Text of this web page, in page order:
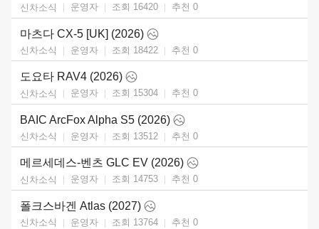
신차소식 운영자 조회 16420 추천 0
마츠다 CX-5 [UK] (2026)
신차소식 운영자 조회 18422 추천 0
도요타 RAV4 (2026)
신차소식 운영자 조회 15304 추천 0
BAIC ArcFox Alpha S5 (2026)
신차소식 운영자 조회 13512 추천 0
메르세데스-벤츠 GLC EV (2026)
신차소식 운영자 조회 14753 추천 0
폴크스바겐 Atlas (2027)
신차소식 운영자 조회 13764 추천 0